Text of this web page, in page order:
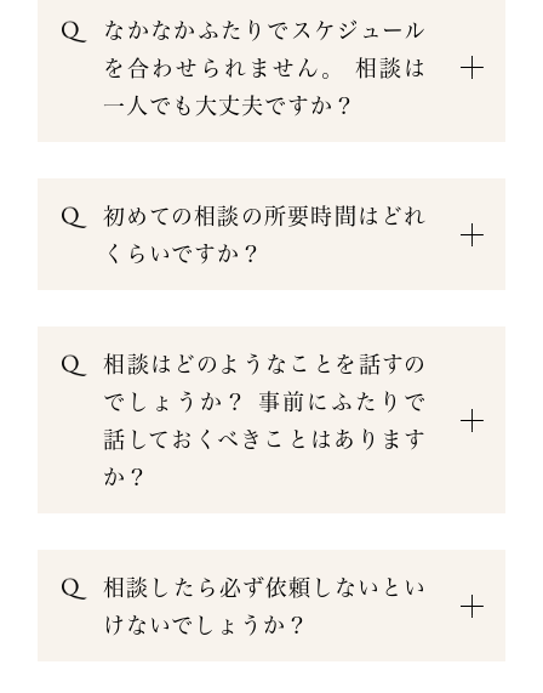
なかなかふたりでスケジュール
を合わせられません。 相談は
一人でも大丈夫ですか？
初めての相談の所要時間はどれ
くらいですか？
相談はどのようなことを話すの
でしょうか？ 事前にふたりで
話しておくべきことはあります
か？
相談したら必ず依頼しないとい
けないでしょうか？